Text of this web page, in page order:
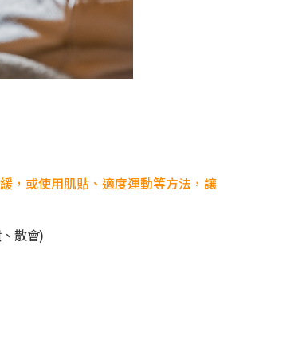
，或使用肌貼、適度運動等方法，讓
散會)